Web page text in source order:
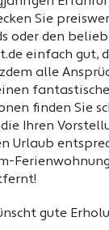
Sie
oder den
einfach gut,
alle
finden Sie
Ihren
Urlaub
gute